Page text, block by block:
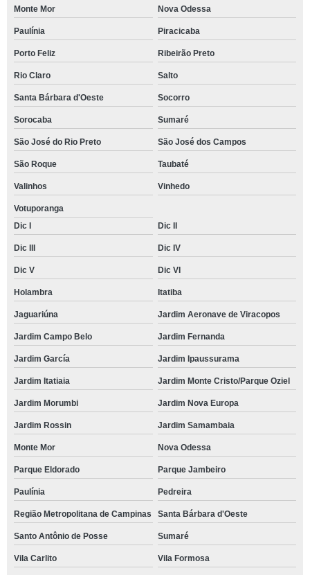
Monte Mor Nova Odessa
Paulínia Piracicaba
Porto Feliz Ribeirão Preto
Rio Claro Salto
Santa Bárbara d'Oeste Socorro
Sorocaba Sumaré
São José do Rio Preto São José dos Campos
São Roque Taubaté
Valinhos Vinhedo
Votuporanga
Dic I
Dic II
Dic III Dic IV
Dic V Dic VI
Holambra Itatiba
Jaguariúna Jardim Aeronave de Viracopos
Jardim Campo Belo Jardim Fernanda
Jardim García Jardim Ipaussurama
Jardim Itatiaia Jardim Monte Cristo/Parque Oziel
Jardim Morumbi Jardim Nova Europa
Jardim Rossin Jardim Samambaia
Monte Mor Nova Odessa
Parque Eldorado Parque Jambeiro
Paulínia Pedreira
Região Metropolitana de Campinas Santa Bárbara d'Oeste
Santo Antônio de Posse Sumaré
Vila Carlito Vila Formosa